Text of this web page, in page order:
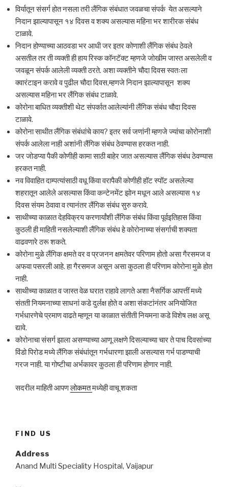
विर्यातून संसर्ग होत नसला तरी लैंगिक संबंधात जवळचा संपर्क येत असल्याने
निदान झाल्यापासून १४ दिवस व शक्य असल्यास महिना भर शारीरक संबंध
टाळावे.
निदान होण्याच्या आठवडा भर आधी जर इतर कोणाशी लैंगिक संबंध ठेवले
असतील तर ती व्यक्ती ही हाय रिस्क कॉनटॅक्ट म्हणजे जोखीम जास्त असलेली व
जवळून संपर्क आलेली व्यक्ती ठरते. अशा व्यक्तीने चौदा दिवस स्वतःला
क्वारंटाइन करावे व पुढील चौदा दिवस,म्हणजे निदान झाल्यापासून शक्य
असल्यास महिना भर लैंगिक संबंध टाळावे.
कोरोना बाधित व्यक्तीशी थेट संपर्कात आलेल्यांनी लैंगिक संबंध चौदा दिवस
टाळावे.
कोरोना साथीत लैंगिक संबंधांचे काय? इतर सर्व जणांनी म्हणजे ज्यांचा कोरोनाशी
संपर्क आलेला नाही अशांनी लैंगिक संबंध ठेवण्यास हरकत नाही.
जर जोडप्या पैकी कोणीही कामा साठी बाहेर जात असल्यास लैंगिक संबंध ठेवण्यास
हरकत नाही.
नव विवाहित दाम्पत्यांसाठी वधू किंवा वरापैकी कोणीही हॉट स्पॉट असलेल्या
शहरातून आलेले असल्यास किंवा कन्टेनमेंट झोन मधून आले असल्यास १४
दिवस संयम ठेवावा व त्यानंतर लैंगिक संबंध सुरु करावे.
साथीच्या काळात देहविक्रय करणार्यांशी लैंगिक संबंध किंवा पूर्वइतिहास किंवा
कुठली ही माहिती नसलेल्याशी लैंगिक संबंध हे कोरोनाच्या संसर्गाची शक्यता
वाढवणारे ठरू शकते.
कोरोना मुळे लैंगिक क्षमते वर व प्रजनन क्षमतेवर परिणाम होतो असा गैरसमज व
अफवा पसरली आहे. हा गैरसमज असून असा कुठला ही परिणाम कोरोना मुळे होत
नाही.
साथीच्या काळात व जास्त वेळ घरात राहावे लागते अशा नैसर्गिक आपत्तीं मध्ये
संतती नियमनाच्या साधनां कडे दुर्लक्ष होते व अशा संकटांनंतर अनियोजित
गर्भधारणेचे प्रमाण वाढते म्हणून या काळात संतीती नियमना कडे विशेष लक्ष असू
द्यावे.
कोरोनाचा संसर्ग झाला असण्याच्या आणू लक्षणे दिसल्याच्या चार ते पाच दिवसांच्या
विंडो पिरोड मध्ये लैंगिक संबंधांतून गर्भधारणा झाली असल्यास गर्भ पाडण्याची
गरज नाही. या गोष्टीचा अर्भकावर कुठला ही परिणाम होणार नाही.
सदरील माहिती आपणलोकमतमध्येही वाचू शकता
FIND US
Address
Anand Multi Speciality Hospital, Vaijapur